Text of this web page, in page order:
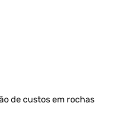
de custos em rochas